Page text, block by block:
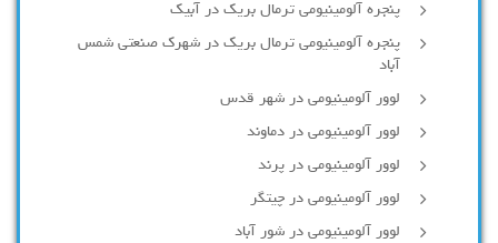
پنجره آلومینیومی ترمال بریک در آبیک
پنجره آلومینیومی ترمال بریک در شهرک صنعتی شمس
آباد
لوور آلومینیومی در شهر قدس
لوور آلومینیومی در دماوند
لوور آلومینیومی در پرند
لوور آلومینیومی در چیتگر
لوور آلومینیومی در شور آباد